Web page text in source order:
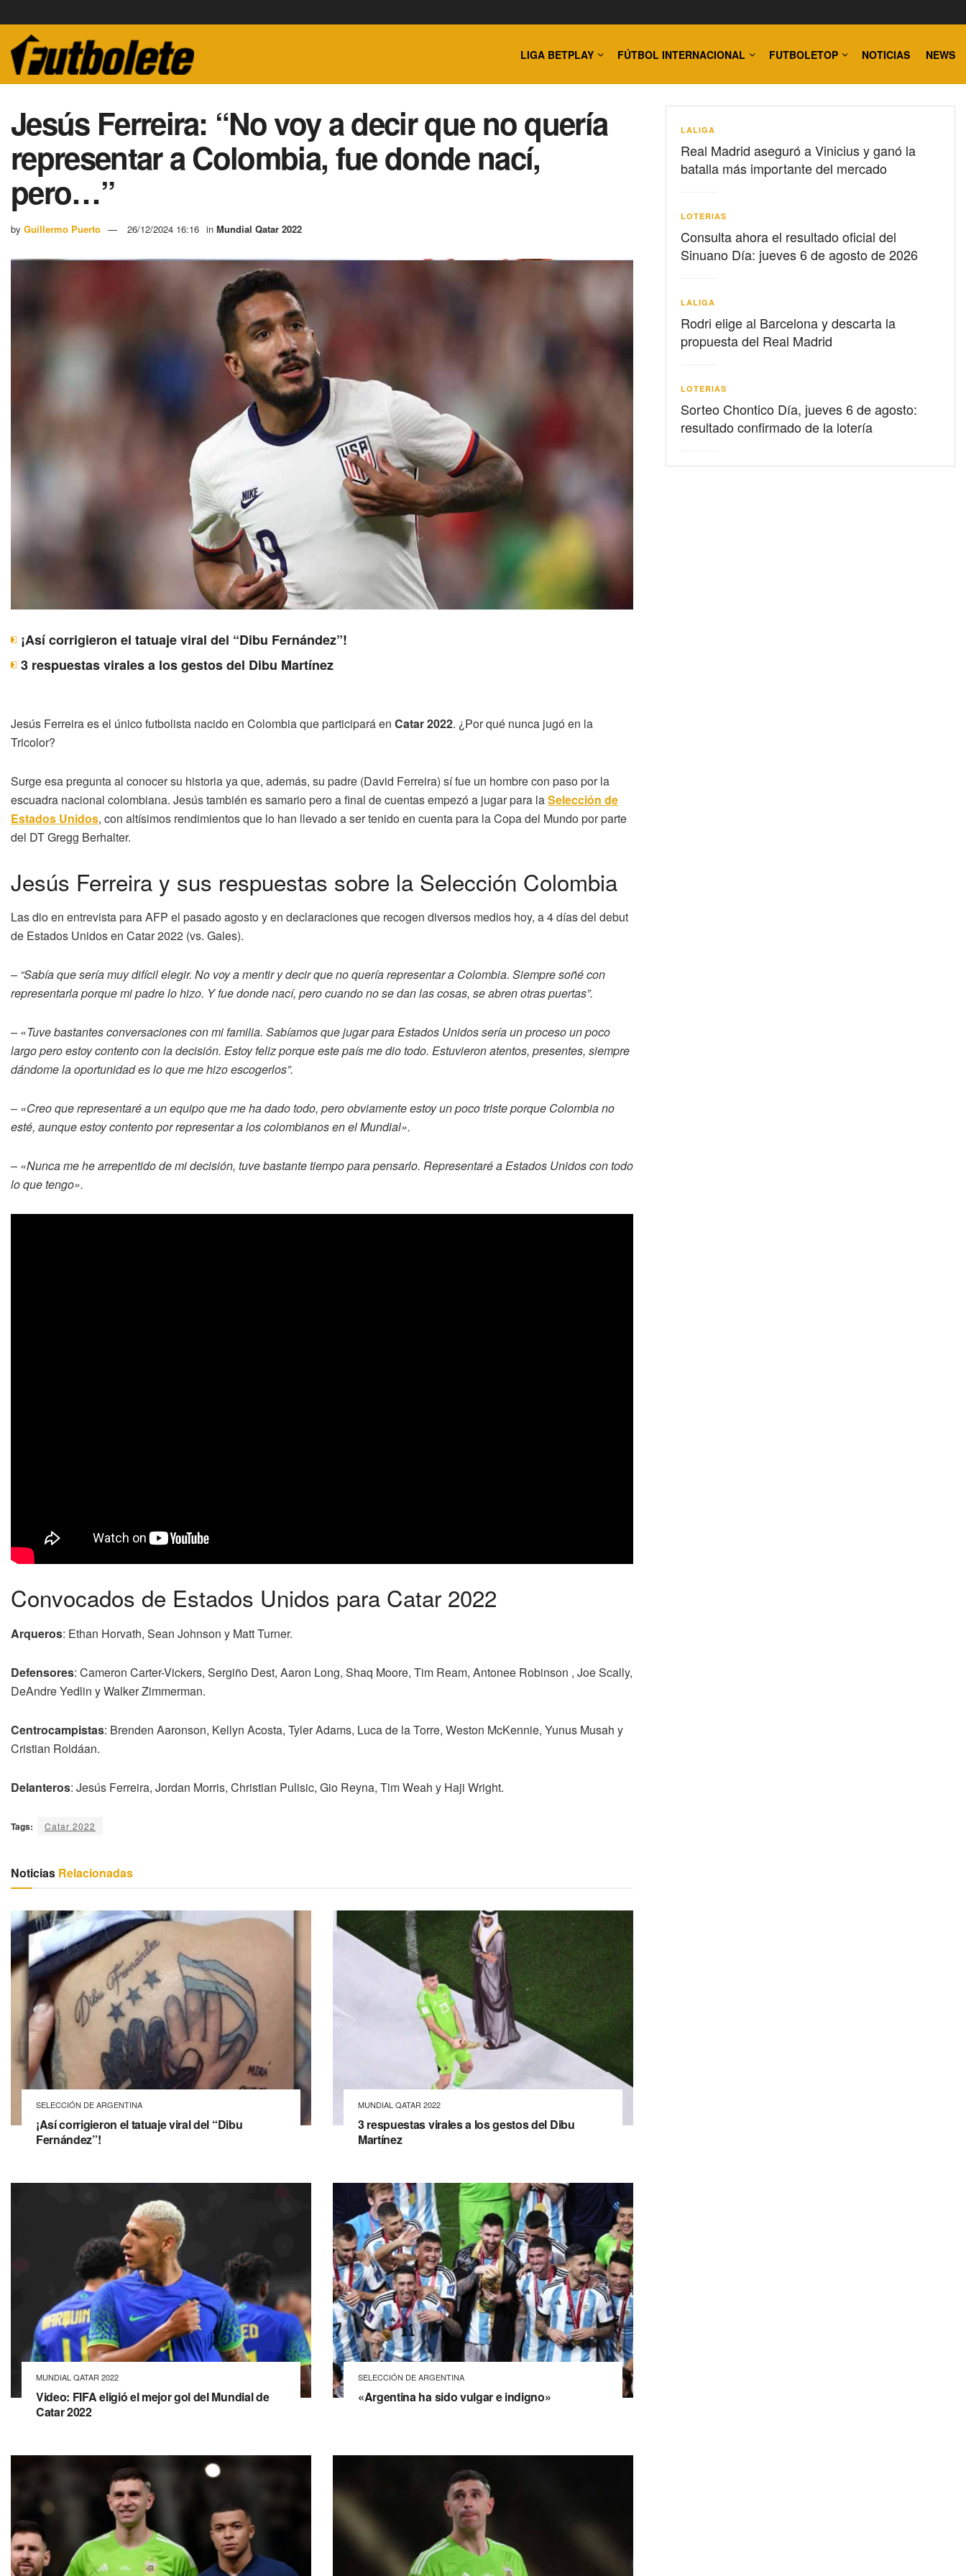
LIGA BETPLAY FÚTBOL INTERNACIONAL FUTBOLETOP NOTICIAS NEWS
Jesús Ferreira: “No voy a decir que no quería
representar a Colombia, fue donde nací,
pero…”
by Guillermo Puerto 26/12/2024 16:16 in Mundial Qatar 2022
¡Así corrigieron el tatuaje viral del “Dibu Fernández”!
3 respuestas virales a los gestos del Dibu Martínez
Jesús Ferreira es el único futbolista nacido en Colombia que participará en Catar 2022. ¿Por qué nunca jugó en la
Tricolor?
Surge esa pregunta al conocer su historia ya que, además, su padre (David Ferreira) sí fue un hombre con paso por la
escuadra nacional colombiana. Jesús también es samario pero a final de cuentas empezó a jugar para laSelección de
Estados Unidos, con altísimos rendimientos que lo han llevado a ser tenido en cuenta para la Copa del Mundo por parte
del DT Gregg Berhalter.
Jesús Ferreira y sus respuestas sobre la Selección Colombia
Las dio en entrevista para AFP el pasado agosto y en declaraciones que recogen diversos medios hoy, a 4 días del debut
de Estados Unidos en Catar 2022 (vs. Gales).
– “Sabía que sería muy difícil elegir. No voy a mentir y decir que no quería representar a Colombia. Siempre soñé con
representarla porque mi padre lo hizo. Y fue donde nací, pero cuando no se dan las cosas, se abren otras puertas”.
– «Tuve bastantes conversaciones con mi familia. Sabíamos que jugar para Estados Unidos sería un proceso un poco
largo pero estoy contento con la decisión. Estoy feliz porque este país me dio todo. Estuvieron atentos, presentes, siempre
dándome la oportunidad es lo que me hizo escogerlos”.
– «Creo que representaré a un equipo que me ha dado todo, pero obviamente estoy un poco triste porque Colombia no
esté, aunque estoy contento por representar a los colombianos en el Mundial».
– «Nunca me he arrepentido de mi decisión, tuve bastante tiempo para pensarlo. Representaré a Estados Unidos con todo
lo que tengo».
Convocados de Estados Unidos para Catar 2022
Arqueros: Ethan Horvath, Sean Johnson y Matt Turner.
Defensores: Cameron Carter-Vickers, Sergiño Dest, Aaron Long, Shaq Moore, Tim Ream, Antonee Robinson , Joe Scally,
DeAndre Yedlin y Walker Zimmerman.
Centrocampistas: Brenden Aaronson, Kellyn Acosta, Tyler Adams, Luca de la Torre, Weston McKennie, Yunus Musah y
Cristian Roldáan.
Delanteros: Jesús Ferreira, Jordan Morris, Christian Pulisic, Gio Reyna, Tim Weah y Haji Wright.
Tags: Catar 2022
Noticias Relacionadas
SELECCIÓN DE ARGENTINA
¡Así corrigieron el tatuaje viral del “Dibu
Fernández”!
MUNDIAL QATAR 2022
3 respuestas virales a los gestos del Dibu
Martínez
MUNDIAL QATAR 2022
Video: FIFA eligió el mejor gol del Mundial de
Catar 2022
SELECCIÓN DE ARGENTINA
«Argentina ha sido vulgar e indigno»
LALIGA
Real Madrid aseguró a Vinicius y ganó la
batalla más importante del mercado
LOTERIAS
Consulta ahora el resultado oficial del
Sinuano Día: jueves 6 de agosto de 2026
LALIGA
Rodri elige al Barcelona y descarta la
propuesta del Real Madrid
LOTERIAS
Sorteo Chontico Día, jueves 6 de agosto:
resultado confirmado de la lotería